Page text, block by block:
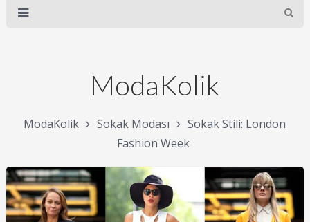
ModaKolik
ModaKolik Sokak Modası
Sokak Stili: London
Fashion Week